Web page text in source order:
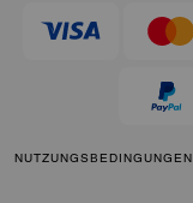
NUTZUNGSBEDINGUNGEN